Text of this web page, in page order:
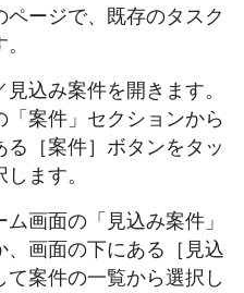
ージで、既存のタスク
込み案件を開きます。
案件」セクションから
［案件］ボタンをタッ
ます。
画面の「見込み案件」
画面の下にある［見込
案件の一覧から選択し